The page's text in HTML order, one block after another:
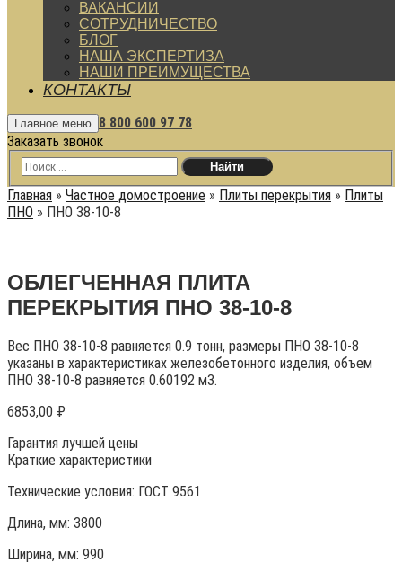
ВАКАНСИИ
СОТРУДНИЧЕСТВО
БЛОГ
НАША ЭКСПЕРТИЗА
НАШИ ПРЕИМУЩЕСТВА
КОНТАКТЫ
Главное меню 8 800 600 97 78
Заказать звонок
Главная » Частное домостроение » Плиты перекрытия » Плиты
ПНО » ПНО 38-10-8
ОБЛЕГЧЕННАЯ ПЛИТА
ПЕРЕКРЫТИЯ ПНО 38-10-8
Вес ПНО 38-10-8 равняется 0.9 тонн, размеры ПНО 38-10-8
указаны в характеристиках железобетонного изделия, объем
ПНО 38-10-8 равняется 0.60192 м3.
6853,00 ₽
Гарантия лучшей цены
Краткие характеристики
Технические условия: ГОСТ 9561
Длина, мм: 3800
Ширина, мм: 990